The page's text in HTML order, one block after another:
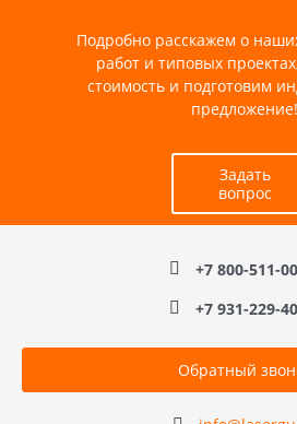
Подробно расскажем о
работ и типовых
стоимость и подготовим
предложение!
Задать
вопрос
+7 800-511-
+7 931-229-
Обратный